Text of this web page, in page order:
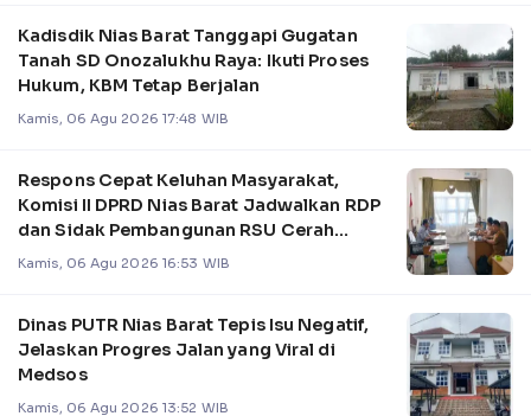
Kadisdik Nias Barat Tanggapi Gugatan
Tanah SD Onozalukhu Raya: Ikuti Proses
Hukum, KBM Tetap Berjalan
Kamis, 06 Agu 2026 17:48 WIB
Respons Cepat Keluhan Masyarakat,
Komisi II DPRD Nias Barat Jadwalkan RDP
dan Sidak Pembangunan RSU Cerah
Medika .
Kamis, 06 Agu 2026 16:53 WIB
Dinas PUTR Nias Barat Tepis Isu Negatif,
Jelaskan Progres Jalan yang Viral di
Medsos
Kamis, 06 Agu 2026 13:52 WIB